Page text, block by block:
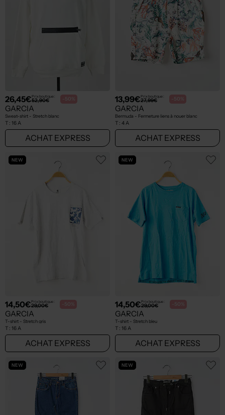
26,45€Prix boutique :
52,90€ -50%
GARCIA
Sweat-shirt - Stretch blanc
T : 16 A
ACHAT EXPRESS
13,99€Prix boutique :
27,99€ -50%
GARCIA
Bermuda - Fermeture liens à nouer blanc
T : 4 A
ACHAT EXPRESS
NEW
14,50€Prix boutique :
29,00€ -50%
GARCIA
T-shirt - Stretch gris
T : 16 A
ACHAT EXPRESS
NEW
14,50€Prix boutique :
29,00€ -50%
GARCIA
T-shirt - Stretch bleu
T : 16 A
ACHAT EXPRESS
NEW NEW